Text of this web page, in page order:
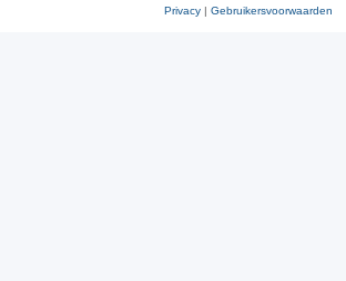
Privacy | Gebruikersvoorwaarden